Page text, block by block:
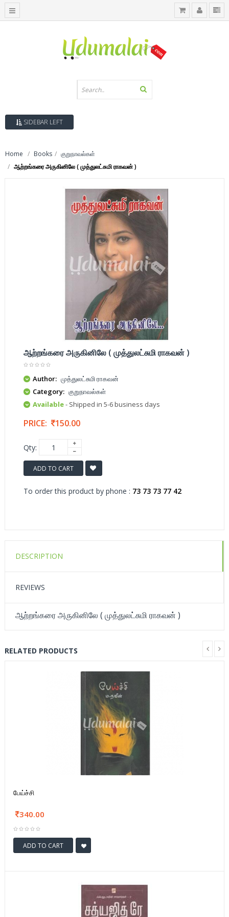
SIDEBAR LEFT
Home Books
குறுநாவல்கள்
ஆற்றங்கரை அருகினிலே ( முத்துலட்சுமி ராகவன் )
ஆற்றங்கரை அருகினிலே ( முத்துலட்சுமி ராகவன் )
Author: முத்துலட்சுமி ராகவன்
Category: குறுநாவல்கள்
Available- Shipped in 5-6 business days
PRICE: 150.00
Qty:
ADD TO CART
To order this product by phone : 73 73 73 77 42
DESCRIPTION
REVIEWS
ஆற்றங்கரை அருகினிலே ( முத்துலட்சுமி ராகவன் )
RELATED PRODUCTS
பேய்ச்சி
340.00
ADD TO CART